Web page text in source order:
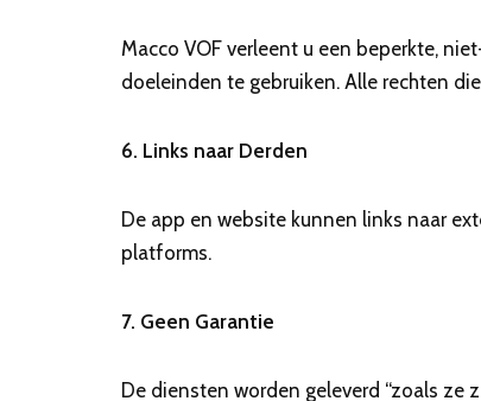
Macco VOF verleent u een beperkte,
doeleinden te gebruiken. Alle rechten
6. Links naar Derden
De app en website kunnen links naar
platforms.
7. Geen Garantie
De diensten worden geleverd “zoals